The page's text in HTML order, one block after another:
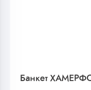
Банкет